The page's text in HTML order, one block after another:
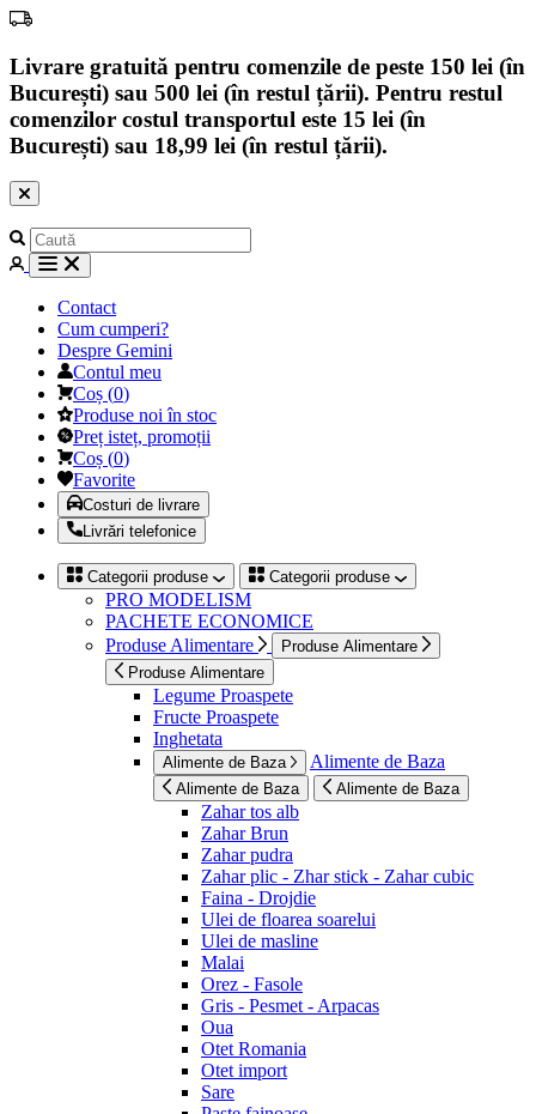
Livrare gratuită pentru comenzile de peste 150 lei (în
București) sau 500 lei (în restul țării). Pentru restul
comenzilor costul transportul este 15 lei (în
București) sau 18,99 lei (în restul țării).
Contact
Cum cumperi?
Despre Gemini
Contul meu
Coș (0)
Produse noi în stoc
Preț isteț, promoții
Coș (0)
Favorite
Costuri de livrare
Livrări telefonice
Categorii produse Categorii produse
PRO MODELISM
PACHETE ECONOMICE
Produse Alimentare
Produse Alimentare
Produse Alimentare
Legume Proaspete
Fructe Proaspete
Inghetata
Alimente de Baza Alimente de Baza
Alimente de Baza Alimente de Baza
Zahar tos alb
Zahar Brun
Zahar pudra
Zahar plic - Zhar stick - Zahar cubic
Faina - Drojdie
Ulei de floarea soarelui
Ulei de masline
Malai
Orez - Fasole
Gris - Pesmet - Arpacas
Oua
Otet Romania
Otet import
Sare